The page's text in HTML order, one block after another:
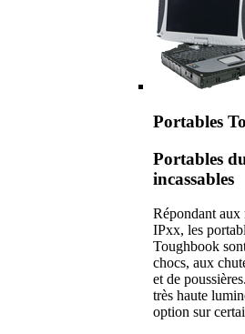
Portables
Portables
incassables
Répondant
IPxx, les
Toughbook
chocs, aux
et de
très haute
option sur